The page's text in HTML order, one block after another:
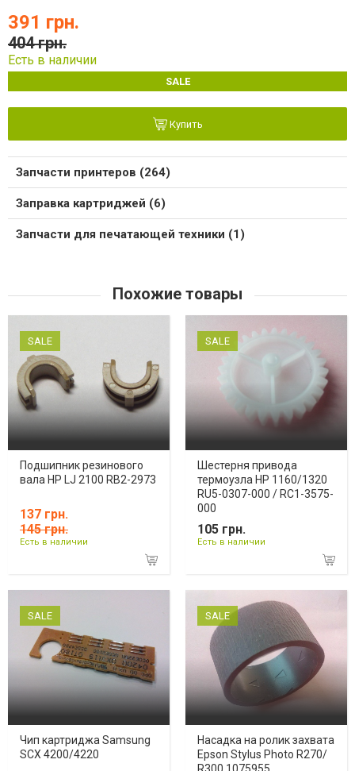
391 грн.
404 грн.
Есть в наличии
SALE
Купить
Запчасти принтеров (264)
Заправка картриджей (6)
Запчасти для печатающей техники (1)
Похожие товары
SALE
Подшипник резинового
вала HP LJ 2100 RB2-2973
137 грн.
145 грн.
Есть в наличии
SALE
Шестерня привода
термоузла HP 1160/1320
RU5-0307-000 / RC1-3575-
000
105 грн.
Есть в наличии
SALE
Чип картриджа Samsung
SCX 4200/4220
SALE
Насадка на ролик захвата
Epson Stylus Photo R270/